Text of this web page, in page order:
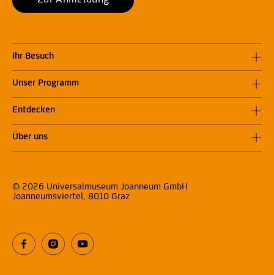
Ihr Besuch
Unser Programm
Entdecken
Über uns
© 2026 Universalmuseum Joanneum GmbH
Joanneumsviertel, 8010 Graz